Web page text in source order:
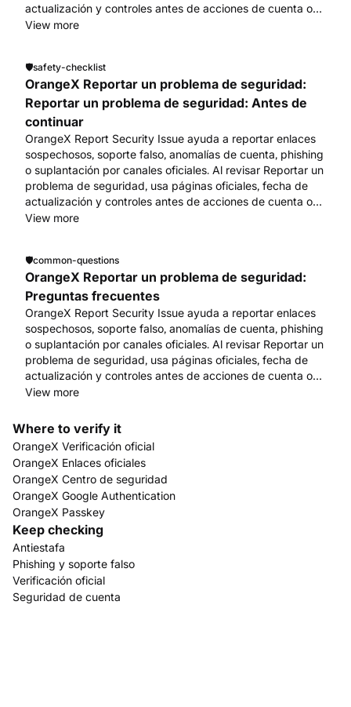
actualización y controles antes de acciones de cuenta o
fondos. Empieza en www.orangex.com.
View more
🛡️safety-checklist
OrangeX Reportar un problema de seguridad:
Reportar un problema de seguridad: Antes de
continuar
OrangeX Report Security Issue ayuda a reportar enlaces
sospechosos, soporte falso, anomalías de cuenta, phishing
o suplantación por canales oficiales. Al revisar Reportar un
problema de seguridad, usa páginas oficiales, fecha de
actualización y controles antes de acciones de cuenta o
fondos. Empieza en www.orangex.com.
View more
🛡️common-questions
OrangeX Reportar un problema de seguridad:
Preguntas frecuentes
OrangeX Report Security Issue ayuda a reportar enlaces
sospechosos, soporte falso, anomalías de cuenta, phishing
o suplantación por canales oficiales. Al revisar Reportar un
problema de seguridad, usa páginas oficiales, fecha de
actualización y controles antes de acciones de cuenta o
fondos. Empieza en www.orangex.com.
View more
Where to verify it
OrangeX Verificación oficial
OrangeX Enlaces oficiales
OrangeX Centro de seguridad
OrangeX Google Authentication
OrangeX Passkey
Keep checking
Antiestafa
Phishing y soporte falso
Verificación oficial
Seguridad de cuenta